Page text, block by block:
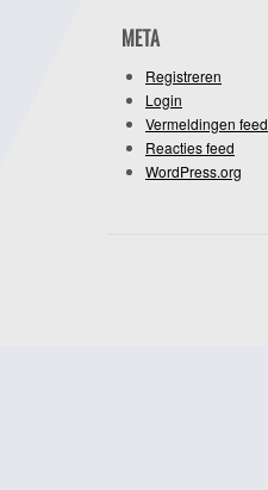
META
Registreren
Login
Vermeldingen feed
Reacties feed
WordPress.org